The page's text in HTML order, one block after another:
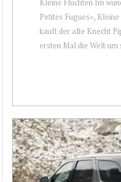
Kleine Fluchten Im
Petites Fugues»,
kauft der alte Knecht
ersten Mal die Welt um